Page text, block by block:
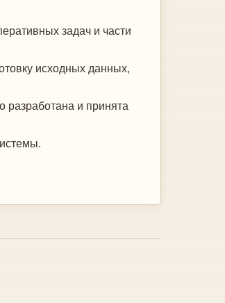
задач и части
исход­ных данных,
разра­ботана и принята